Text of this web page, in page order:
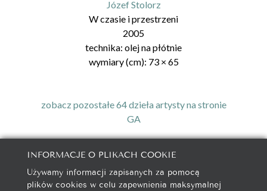
Józef Stolorz
W czasie i przestrzeni
2005
technika: olej na płótnie
wymiary (cm): 73× 65
zobacz pozostałe 64 dzieła artysty na stronie
GA
galeria@autorska.pl
INFORMACJE O PLIKACH COOKIE
Używamy informacji zapisanych za pomocą
plików cookies w celu zapewnienia maksymalnej